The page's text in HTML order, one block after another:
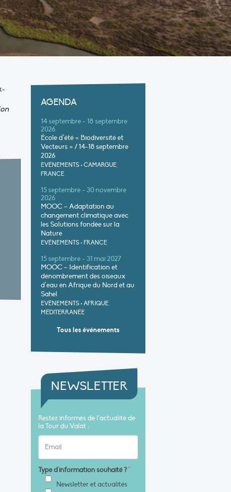
AGENDA
14 septembre - 18 septembre
2026
École d’été « Biodiversité et
Vecteurs » / 14-18 septembre
2026
EVÉNEMENTS • CAMARGUE,
FRANCE
15 septembre - 30 novembre
2026
MOOC – Adaptation au
changement climatique avec
les Solutions fondée sur la
Nature
EVÉNEMENTS • FRANCE
15 septembre - 31 mai 2027
MOOC – Identification et
dénombrement des oiseaux
d’eau en Afrique du Nord et au
Sahel
EVÉNEMENTS • AFRIQUE,
MÉDITERRANÉE
Tous les événements
NEWSLETTER
Restez informés de l’actualité de
la Tour du Valat :
Type d'information souhaité ?*
Newsletter et actualités